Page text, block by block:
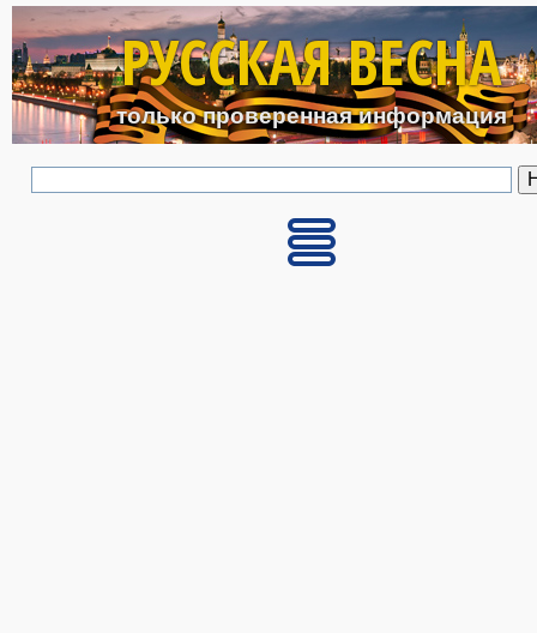
Перейти к основному
РУССКАЯ ВЕСНА
только проверенная информация